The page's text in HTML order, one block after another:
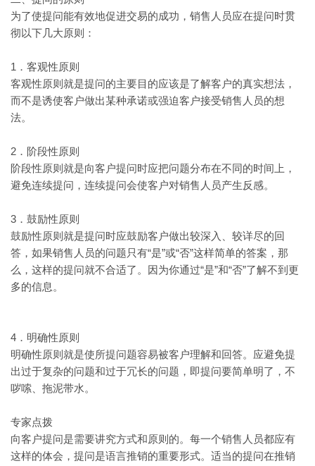
为了使提问能有效地促进交易的成功，销售人员应在提问时贯
彻以下几大原则：
1．客观性原则
客观性原则就是提问的主要目的应该是了解客户的真实想法，
而不是诱使客户做出某种承诺或强迫客户接受销售人员的想
法。
2．阶段性原则
阶段性原则就是向客户提问时应把问题分布在不同的时间上，
避免连续提问，连续提问会使客户对销售人员产生反感。
3．鼓励性原则
鼓励性原则就是提问时应鼓励客户做出较深入、较详尽的回
答，如果销售人员的问题只有“是”或“否”这样简单的答案，那
么，这样的提问就不合适了。因为你通过“是”和“否”了解不到更
多的信息。
4．明确性原则
明确性原则就是使所提问题容易被客户理解和回答。应避免提
出过于复杂的问题和过于冗长的问题，即提问要简单明了，不
哕嗦、拖泥带水。
专家点拨
向客户提问是需要讲究方式和原则的。每一个销售人员都应有
这样的体会，提问是语言推销的重要形式。适当的提问在推销